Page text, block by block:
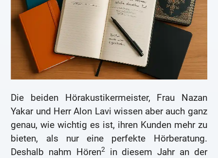
Die beiden Hörakustikermeister, Frau Nazan
Yakar und Herr Alon Lavi wissen aber auch ganz
genau, wie wichtig es ist, ihren Kunden mehr zu
bieten, als nur eine perfekte Hörberatung.
Deshalb nahm Hören2in diesem Jahr an der